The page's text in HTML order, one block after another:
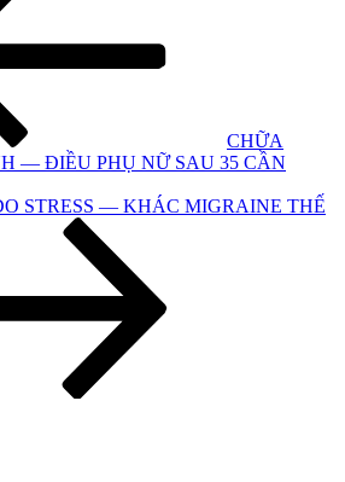
CHỮA
— ĐIỀU PHỤ NỮ SAU 35 CẦN
STRESS — KHÁC MIGRAINE THẾ